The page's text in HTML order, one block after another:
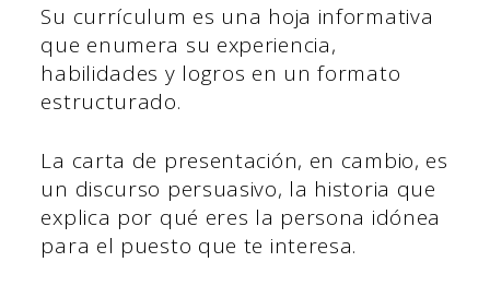
Su currículum es una hoja informativa
que enumera su experiencia,
habilidades y logros en un formato
estructurado.
La carta de presentación, en cambio, es
un discurso persuasivo, la historia que
explica por qué eres la persona idónea
para el puesto que te interesa.